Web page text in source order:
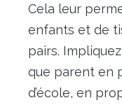
Cela leur
enfants et de
pairs.
que parent en
d’école, en